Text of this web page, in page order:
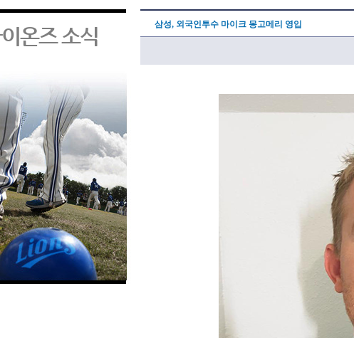
온즈 소식 삼성, 외국인투수 마이크 몽고메리 영입